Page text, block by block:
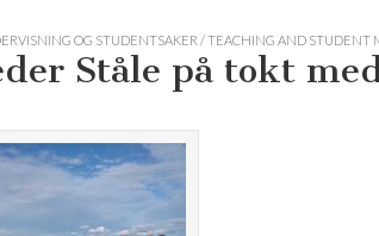
OG STUDENTSAKER / TEACHING AND STUDENT
Ståle på tokt